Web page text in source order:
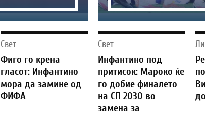
Свет
Фиго го крена
гласот: Инфантино
мора да замине од
ФИФА
Свет
Инфантино под
притисок: Мароко ќе
го добие финалето
на СП 2030 во
замена за